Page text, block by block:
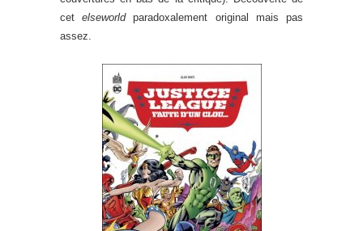
cetelseworldparadoxalement original mais pas
assez.